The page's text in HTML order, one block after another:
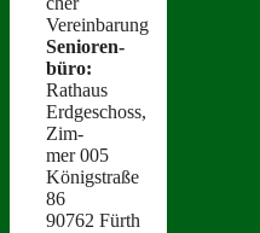
Vereinbarung
Senioren­
büro:
Rathaus
Erdgeschoss,
Zim­
mer 005
Königstraße
86
90762 Fürth